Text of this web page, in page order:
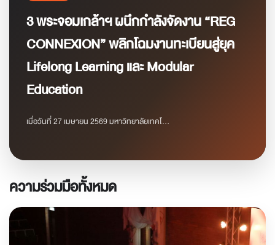
3 พระจอมเกล้าฯ ผนึกกำลังจัดงาน “REG
CONNEXION” พลิกโฉมงานทะเบียนสู่ยุค
Lifelong Learning และ Modular
Education
เมื่อวันที่ 27 เมษายน 2569 มหาวิทยาลัยเทคโ...
ความร่วมมือทั้งหมด